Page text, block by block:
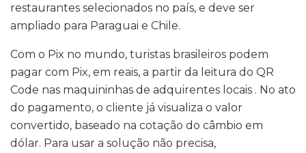
restaurantes selecionados no país, e deve ser
ampliado para Paraguai e Chile.
Com o Pix no mundo, turistas brasileiros podem
pagar com Pix, em reais, a partir da leitura do QR
Code nas maquininhas de adquirentes locais . No ato
do pagamento, o cliente já visualiza o valor
convertido, baseado na cotação do câmbio em
dólar. Para usar a solução não precisa,